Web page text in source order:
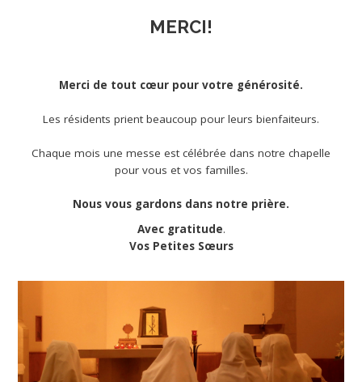
MERCI!
Merci de tout cœur pour votre générosité.
Les résidents prient beaucoup pour leurs bienfaiteurs.
Chaque mois une messe est célébrée dans notre chapelle
pour vous et vos familles.
Nous vous gardons dans notre prière.
Avec gratitude.
Vos Petites Sœurs